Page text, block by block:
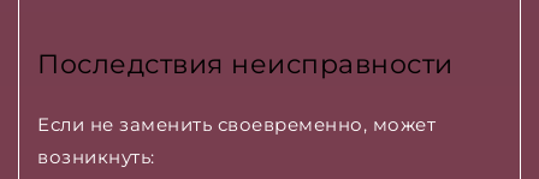
Последствия неисправности
Если не заменить своевременно, может
возникнуть: